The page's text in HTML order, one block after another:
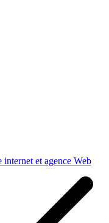
internet et agence Web